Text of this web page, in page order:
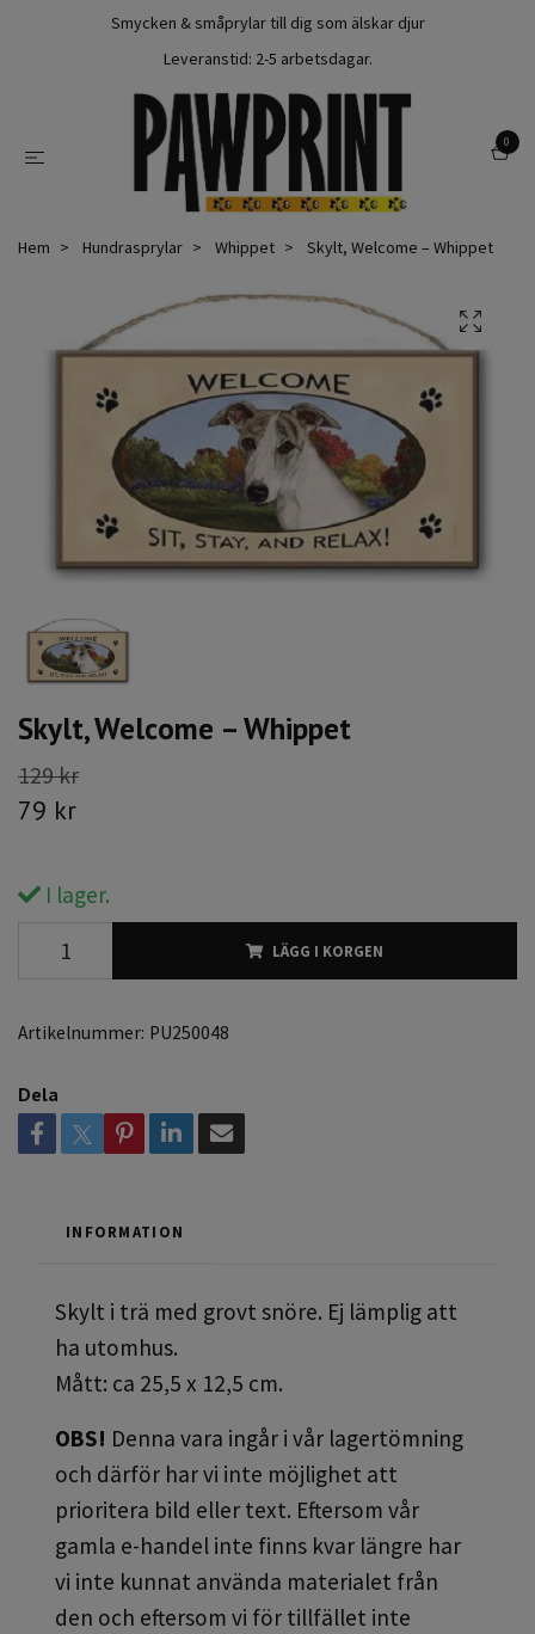
Smycken & småprylar till dig som älskar djur
Leveranstid: 2-5 arbetsdagar.
0
Hem Hundrasprylar Whippet Skylt, Welcome – Whippet
Skylt, Welcome – Whippet
129 kr
79 kr
I lager.
LÄGG I KORGEN
Artikelnummer: PU250048
Dela
INFORMATION
Skylt i trä med grovt snöre. Ej lämplig att
ha utomhus.
Mått: ca 25,5 x 12,5 cm.
OBS! Denna vara ingår i vår lagertömning
och därför har vi inte möjlighet att
prioritera bild eller text. Eftersom vår
gamla e-handel inte finns kvar längre har
vi inte kunnat använda materialet från
den och eftersom vi för tillfället inte